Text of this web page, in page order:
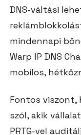
DNS-váltási
mindennapi
Warp IP DNS
mobilos,
Fontos viszont,
szól, akik
PRTG-vel